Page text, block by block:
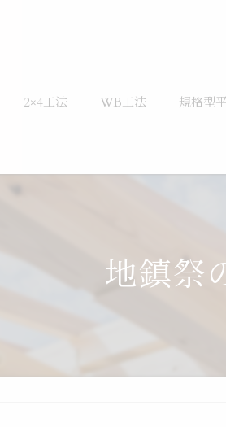
2×4工法 WB工法 規格型
地鎮祭